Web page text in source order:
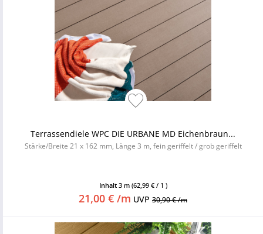
Terrassendiele WPC DIE URBANE MD Eichenbraun...
Stärke/Breite 21 x 162 mm, Länge 3 m, fein geriffelt / grob geriffelt
Inhalt 3 m (62,99 € / 1 )
21,00 € /m UVP 30,90 € /m